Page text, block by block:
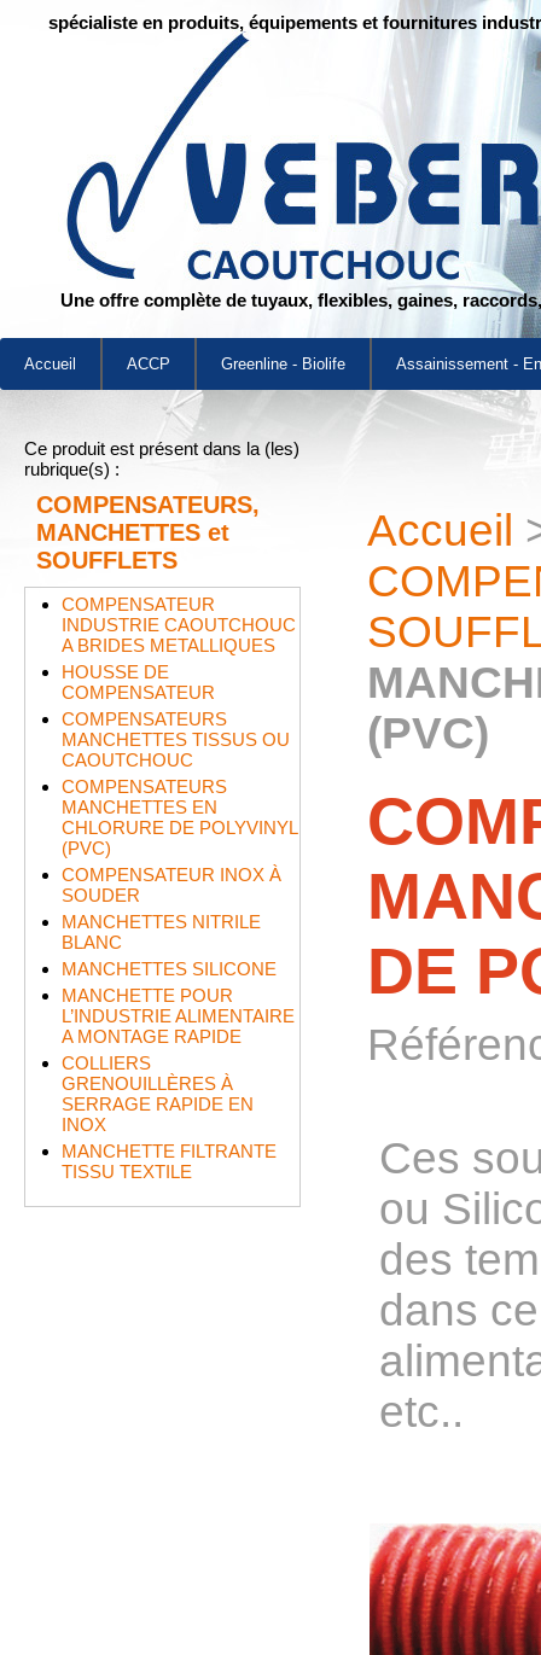
spécialiste en produits, équipements et fournitures
Une offre complète de tuyaux, flexibles, gaines,
Accueil ACCP Greenline - Biolife Assainissement -
Ce produit est présent dans la (les)
rubrique(s) :
COMPENSATEURS,
MANCHETTES et
SOUFFLETS
COMPENSATEUR
INDUSTRIE CAOUTCHOUC
A BRIDES METALLIQUES
HOUSSE DE
COMPENSATEUR
COMPENSATEURS
MANCHETTES TISSUS OU
CAOUTCHOUC
COMPENSATEURS
MANCHETTES EN
CHLORURE DE POLYVINYL
(PVC)
COMPENSATEUR INOX À
SOUDER
MANCHETTES NITRILE
BLANC
MANCHETTES SILICONE
MANCHETTE POUR
L’INDUSTRIE ALIMENTAIRE
A MONTAGE RAPIDE
COLLIERS
GRENOUILLÈRES À
SERRAGE RAPIDE EN
INOX
MANCHETTE FILTRANTE
TISSU TEXTILE
Accueil
(PVC)
DE
Ces
ou
des
dans
etc..